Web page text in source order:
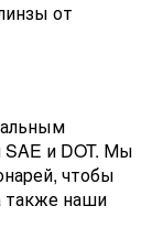
от
и DOT. Мы
чтобы
также наши